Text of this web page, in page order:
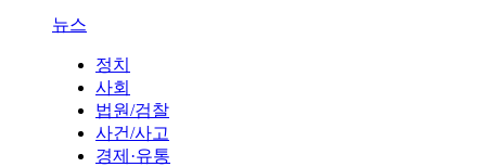
뉴스
정치
사회
법원/검찰
사건/사고
경제·유통